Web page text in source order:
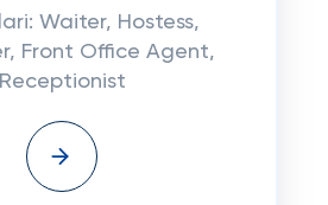
Waiter, Hostess,
Front Office Agent,
Receptionist